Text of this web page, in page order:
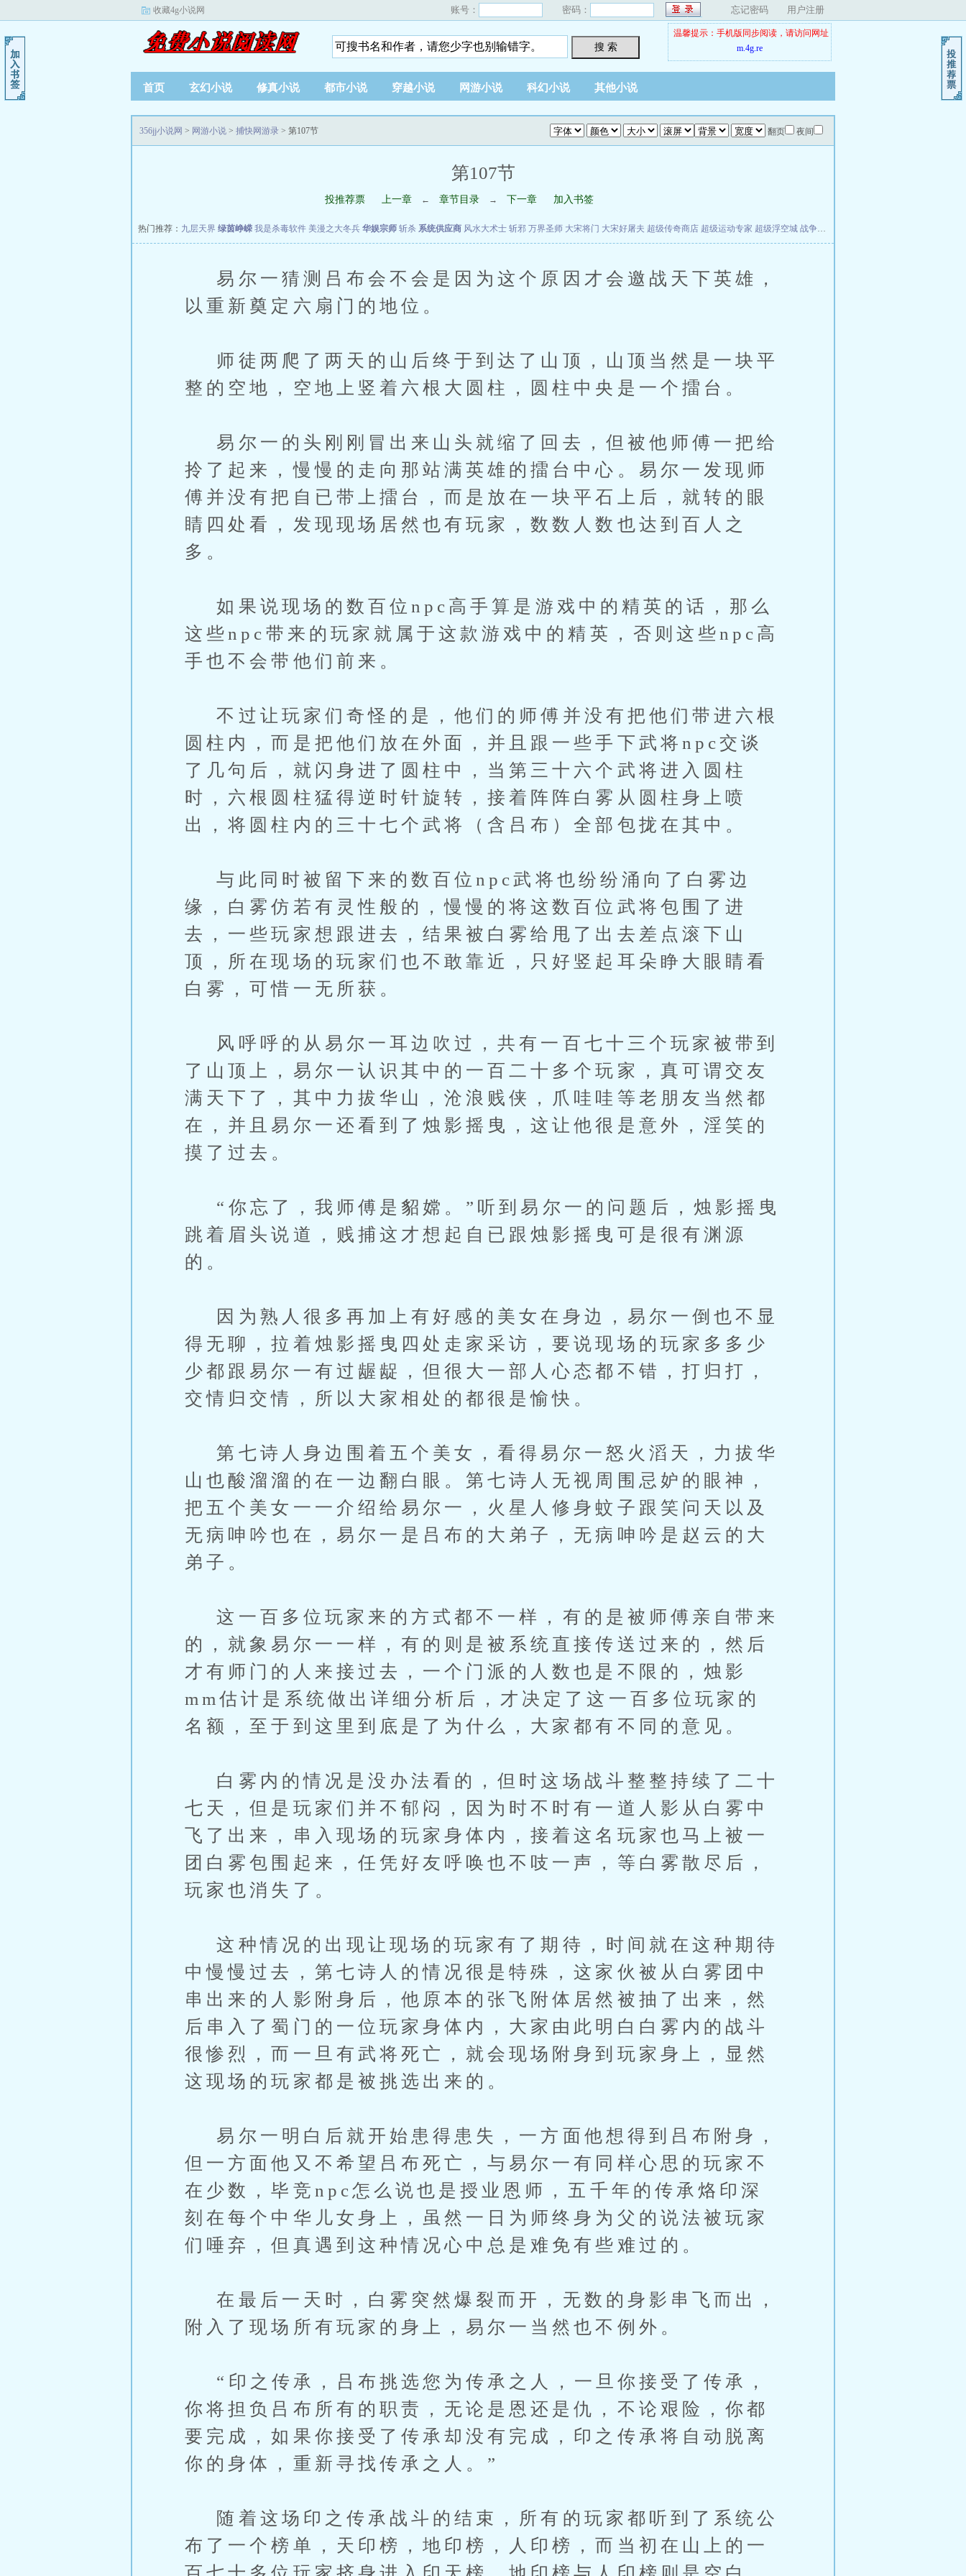
收藏4g小说网 账号： 密码： 忘记密码 用户注册
搜 索
温馨提示：手机版同步阅读，请访问网址
m.4g.re
首页 玄幻小说 修真小说 都市小说 穿越小说 网游小说 科幻小说 其他小说
翻页 夜间
356jj小说网 > 网游小说 > 捕快网游录 > 第107节
第107节
投推荐票 上一章 ← 章节目录 → 下一章 加入书签
热门推荐： 九层天界 绿茵峥嵘 我是杀毒软件 美漫之大冬兵 华娱宗师 斩杀 系统供应商 风水大术士 斩邪 万界圣师 大宋将门 大宋好屠夫 超级传奇商店 超级运动专家 超级浮空城 战争天堂
易尔一猜测吕布会不会是因为这个原因才会邀战天下英雄，
以重新奠定六扇门的地位。
师徒两爬了两天的山后终于到达了山顶，山顶当然是一块平
整的空地，空地上竖着六根大圆柱，圆柱中央是一个擂台。
易尔一的头刚刚冒出来山头就缩了回去，但被他师傅一把给
拎了起来，慢慢的走向那站满英雄的擂台中心。易尔一发现师
傅并没有把自已带上擂台，而是放在一块平石上后，就转的眼
睛四处看，发现现场居然也有玩家，数数人数也达到百人之
多。
如果说现场的数百位npc高手算是游戏中的精英的话，那么
这些npc带来的玩家就属于这款游戏中的精英，否则这些npc高
手也不会带他们前来。
不过让玩家们奇怪的是，他们的师傅并没有把他们带进六根
圆柱内，而是把他们放在外面，并且跟一些手下武将npc交谈
了几句后，就闪身进了圆柱中，当第三十六个武将进入圆柱
时，六根圆柱猛得逆时针旋转，接着阵阵白雾从圆柱身上喷
出，将圆柱内的三十七个武将（含吕布）全部包拢在其中。
与此同时被留下来的数百位npc武将也纷纷涌向了白雾边
缘，白雾仿若有灵性般的，慢慢的将这数百位武将包围了进
去，一些玩家想跟进去，结果被白雾给甩了出去差点滚下山
顶，所在现场的玩家们也不敢靠近，只好竖起耳朵睁大眼睛看
白雾，可惜一无所获。
风呼呼的从易尔一耳边吹过，共有一百七十三个玩家被带到
了山顶上，易尔一认识其中的一百二十多个玩家，真可谓交友
满天下了，其中力拔华山，沧浪贱侠，爪哇哇等老朋友当然都
在，并且易尔一还看到了烛影摇曳，这让他很是意外，淫笑的
摸了过去。
“你忘了，我师傅是貂嫦。”听到易尔一的问题后，烛影摇曳
跳着眉头说道，贱捕这才想起自已跟烛影摇曳可是很有渊源
的。
因为熟人很多再加上有好感的美女在身边，易尔一倒也不显
得无聊，拉着烛影摇曳四处走家采访，要说现场的玩家多多少
少都跟易尔一有过龌龊，但很大一部人心态都不错，打归打，
交情归交情，所以大家相处的都很是愉快。
第七诗人身边围着五个美女，看得易尔一怒火滔天，力拔华
山也酸溜溜的在一边翻白眼。第七诗人无视周围忌妒的眼神，
把五个美女一一介绍给易尔一，火星人修身蚊子跟笑问天以及
无病呻吟也在，易尔一是吕布的大弟子，无病呻吟是赵云的大
弟子。
这一百多位玩家来的方式都不一样，有的是被师傅亲自带来
的，就象易尔一一样，有的则是被系统直接传送过来的，然后
才有师门的人来接过去，一个门派的人数也是不限的，烛影
mm估计是系统做出详细分析后，才决定了这一百多位玩家的
名额，至于到这里到底是了为什么，大家都有不同的意见。
白雾内的情况是没办法看的，但时这场战斗整整持续了二十
七天，但是玩家们并不郁闷，因为时不时有一道人影从白雾中
飞了出来，串入现场的玩家身体内，接着这名玩家也马上被一
团白雾包围起来，任凭好友呼唤也不吱一声，等白雾散尽后，
玩家也消失了。
这种情况的出现让现场的玩家有了期待，时间就在这种期待
中慢慢过去，第七诗人的情况很是特殊，这家伙被从白雾团中
串出来的人影附身后，他原本的张飞附体居然被抽了出来，然
后串入了蜀门的一位玩家身体内，大家由此明白白雾内的战斗
很惨烈，而一旦有武将死亡，就会现场附身到玩家身上，显然
这现场的玩家都是被挑选出来的。
易尔一明白后就开始患得患失，一方面他想得到吕布附身，
但一方面他又不希望吕布死亡，与易尔一有同样心思的玩家不
在少数，毕竞npc怎么说也是授业恩师，五千年的传承烙印深
刻在每个中华儿女身上，虽然一日为师终身为父的说法被玩家
们唾弃，但真遇到这种情况心中总是难免有些难过的。
在最后一天时，白雾突然爆裂而开，无数的身影串飞而出，
附入了现场所有玩家的身上，易尔一当然也不例外。
“印之传承，吕布挑选您为传承之人，一旦你接受了传承，
你将担负吕布所有的职责，无论是恩还是仇，不论艰险，你都
要完成，如果你接受了传承却没有完成，印之传承将自动脱离
你的身体，重新寻找传承之人。”
随着这场印之传承战斗的结束，所有的玩家都听到了系统公
布了一个榜单，天印榜，地印榜，人印榜，而当初在山上的一